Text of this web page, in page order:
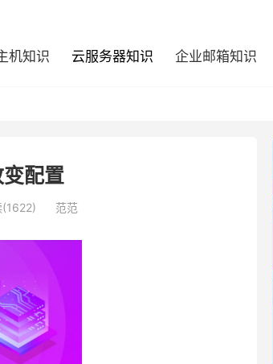
机知识 云服务器知识 企业邮箱知识
配置
(1622) 范范